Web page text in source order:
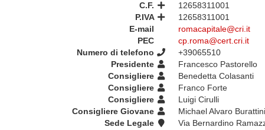
C.F.
12658311001
P.IVA
12658311001
E-mail
romacapitale@cri.it
PEC
cp.roma@cert.cri.it
Numero di telefono
+39065510
Presidente
Francesco Pastorello
Consigliere
Benedetta Colasanti
Consigliere
Franco Forte
Consigliere
Luigi Cirulli
Consigliere Giovane
Michael Alvaro Burattini
Sede Legale
Via Bernardino